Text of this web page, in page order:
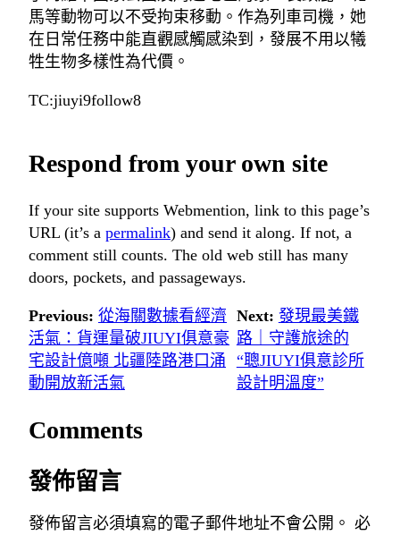
馬等動物可以不受拘束移動。作為列車司機，她
在日常任務中能直觀感觸感染到，發展不用以犧
牲生物多樣性為代價。
TC:jiuyi9follow8
Respond from your own site
If your site supports Webmention, link to this page’s
URL (it’s a permalink) and send it along. If not, a
comment still counts. The old web still has many
doors, pockets, and passageways.
Previous: 從海關數據看經濟
活氣：貨運量破JIUYI俱意豪
宅設計億噸 北疆陸路港口涌
動開放新活氣
Next: 發現最美鐵
路｜守護旅途的
“聰JIUYI俱意診所
設計明溫度”
Comments
發佈留言
發佈留言必須填寫的電子郵件地址不會公開。 必